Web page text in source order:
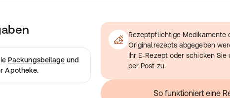
Packungsbeilage und
Apotheke.
Rezeptpflichtige Medikamente
Originalrezepts abgegeben
Ihr E-Rezept oder schicken
per Post zu.
So funktioniert eine